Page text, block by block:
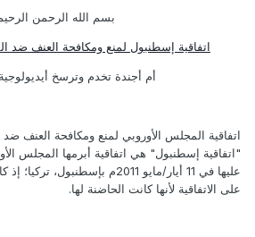
بسم الله الرحمن الرحيم
اتفاقية إسطنبول لمنع ومكافحة العنف ضد
أم أجندة تخدم وترسخ
اتفاقية المجلس الأوروبي لمنع ومكافحة العنف ضد
"اتفاقية إسطنبول" هي اتفاقية أبرمها المجلس
عليها في 11 أيار/مايو 2011م
على الاتفاقية لأنها كانت الحاضنة لها.